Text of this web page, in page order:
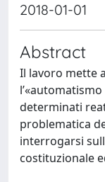
2018-01-01
Abstract
Il lavoro mette
determinati
problematica
interrogarsi
costituzionale